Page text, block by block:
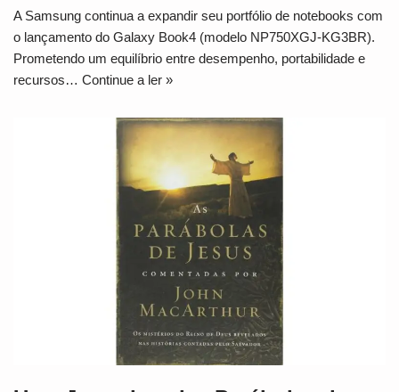
A Samsung continua a expandir seu portfólio de notebooks com
o lançamento do Galaxy Book4 (modelo NP750XGJ-KG3BR).
Prometendo um equilíbrio entre desempenho, portabilidade e
recursos… Continue a ler »